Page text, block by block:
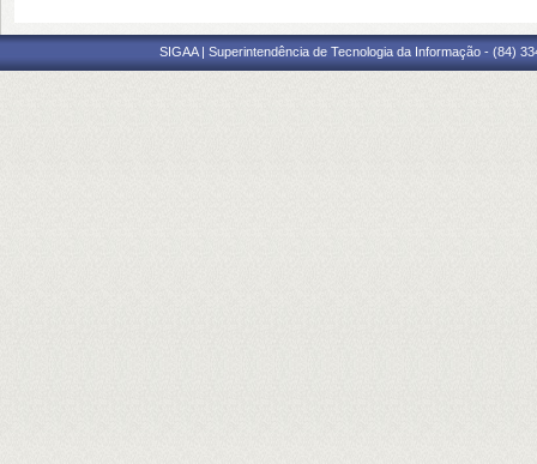
SIGAA | Superintendência de Tecnologia da Informação - (84)